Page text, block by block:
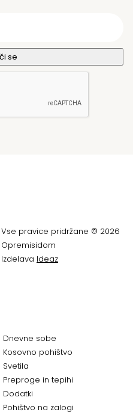
Vse pravice pridržane © 2026
Opremisidom
Izdelava Ideaz
Dnevne sobe
Kosovno pohištvo
Svetila
Preproge in tepihi
Dodatki
Pohištvo na zalogi